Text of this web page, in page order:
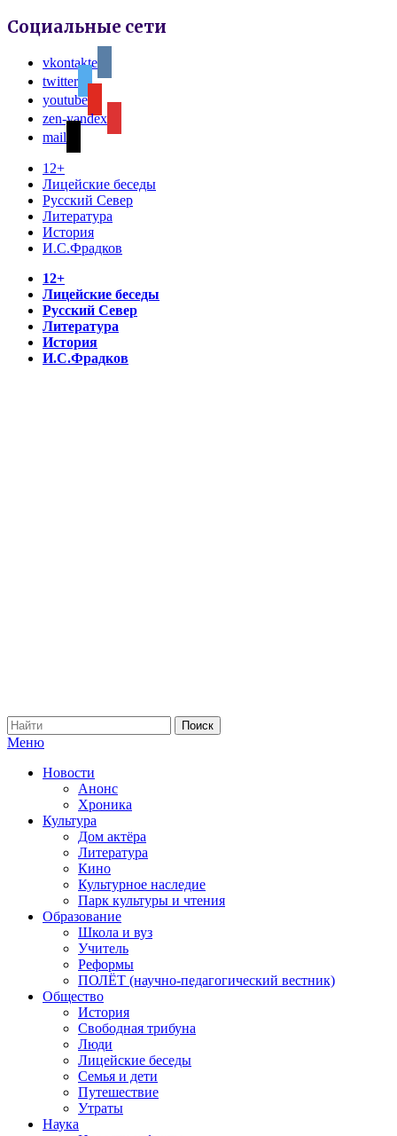
Социальные сети
vkontakte
twitter
youtube
zen-yandex
mail
12+
Лицейские беседы
Русский Север
Литература
История
И.С.Фрадков
12+
Лицейские беседы
Русский Север
Литература
История
И.С.Фрадков
Меню
Новости
Анонс
Хроника
Культура
Дом актёра
Литература
Кино
Культурное наследие
Парк культуры и чтения
Образование
Школа и вуз
Учитель
Реформы
ПОЛЁТ (научно-педагогический вестник)
Общество
История
Свободная трибуна
Люди
Лицейские беседы
Семья и дети
Путешествие
Утраты
Наука